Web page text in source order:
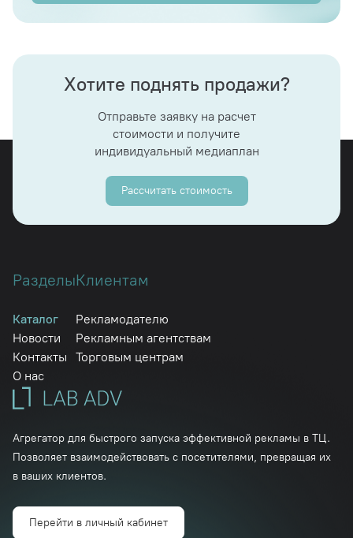
Хотите поднять продажи?
Отправьте заявку на расчет
стоимости и получите
индивидуальный медиаплан
Рассчитать стоимость
Агрегатор для быстрого запуска эффективной рекламы в ТЦ.
Позволяет взаимодействовать с посетителями, превращая их
в ваших клиентов.
Перейти в личный кабинет
Разделы
Каталог
Новости
Контакты
О нас
Клиентам
Рекламодателю
Рекламным агентствам
Торговым центрам